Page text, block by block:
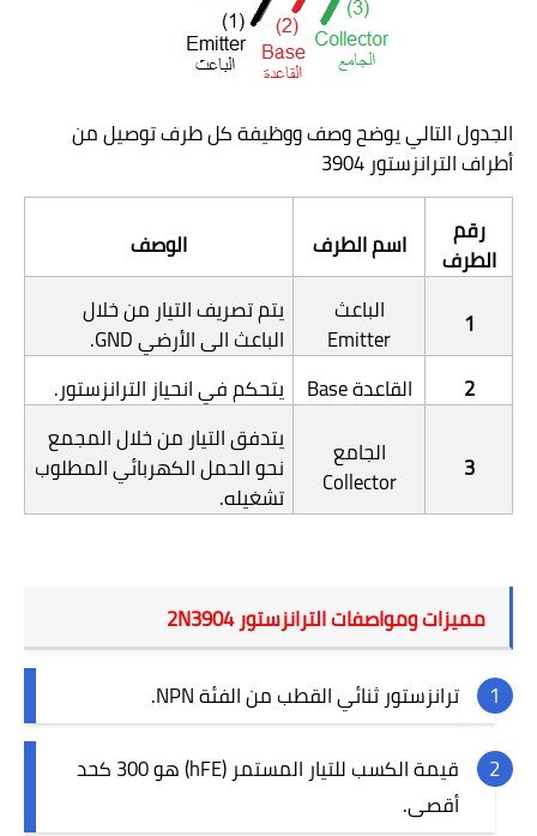
الجدول التالي يوضح وصف ووظيفة كل طرف توصيل من
أطراف الترانزستور3904
رقم
الطرف اسم الطرف الوصف
1 الباعث
Emitter
يتم تصريف التيار من خلال
الباعث الى الأرضيGND
.
2
القاعدةBase يتحكم في انحياز الترانزستور.
3 الجامع
Collector
يتدفق التيار من خلال المجمع
نحو الحمل الكهربائي المطلوب
تشغيله.
مميزات ومواصفات الترانزستور2N3904
ترانزستور ثنائي القطبمن الفئةNPN
.
قيمة الكسب للتيار المستمر(hFE)
هو 300 كحد
أقصى.